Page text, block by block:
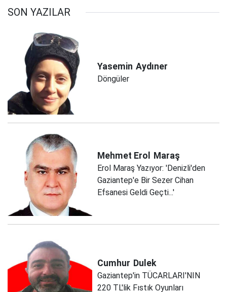
SON YAZILAR
Yasemin Aydıner
Döngüler
Mehmet Erol Maraş
Erol Maraş Yazıyor: 'Denizli'den
Gaziantep'e Bir Sezer Cihan
Efsanesi Geldi Geçti...'
Cumhur Dulek
Gaziantep'in TÜCARLARI'NIN
220 TL'lik Fıstık Oyunları